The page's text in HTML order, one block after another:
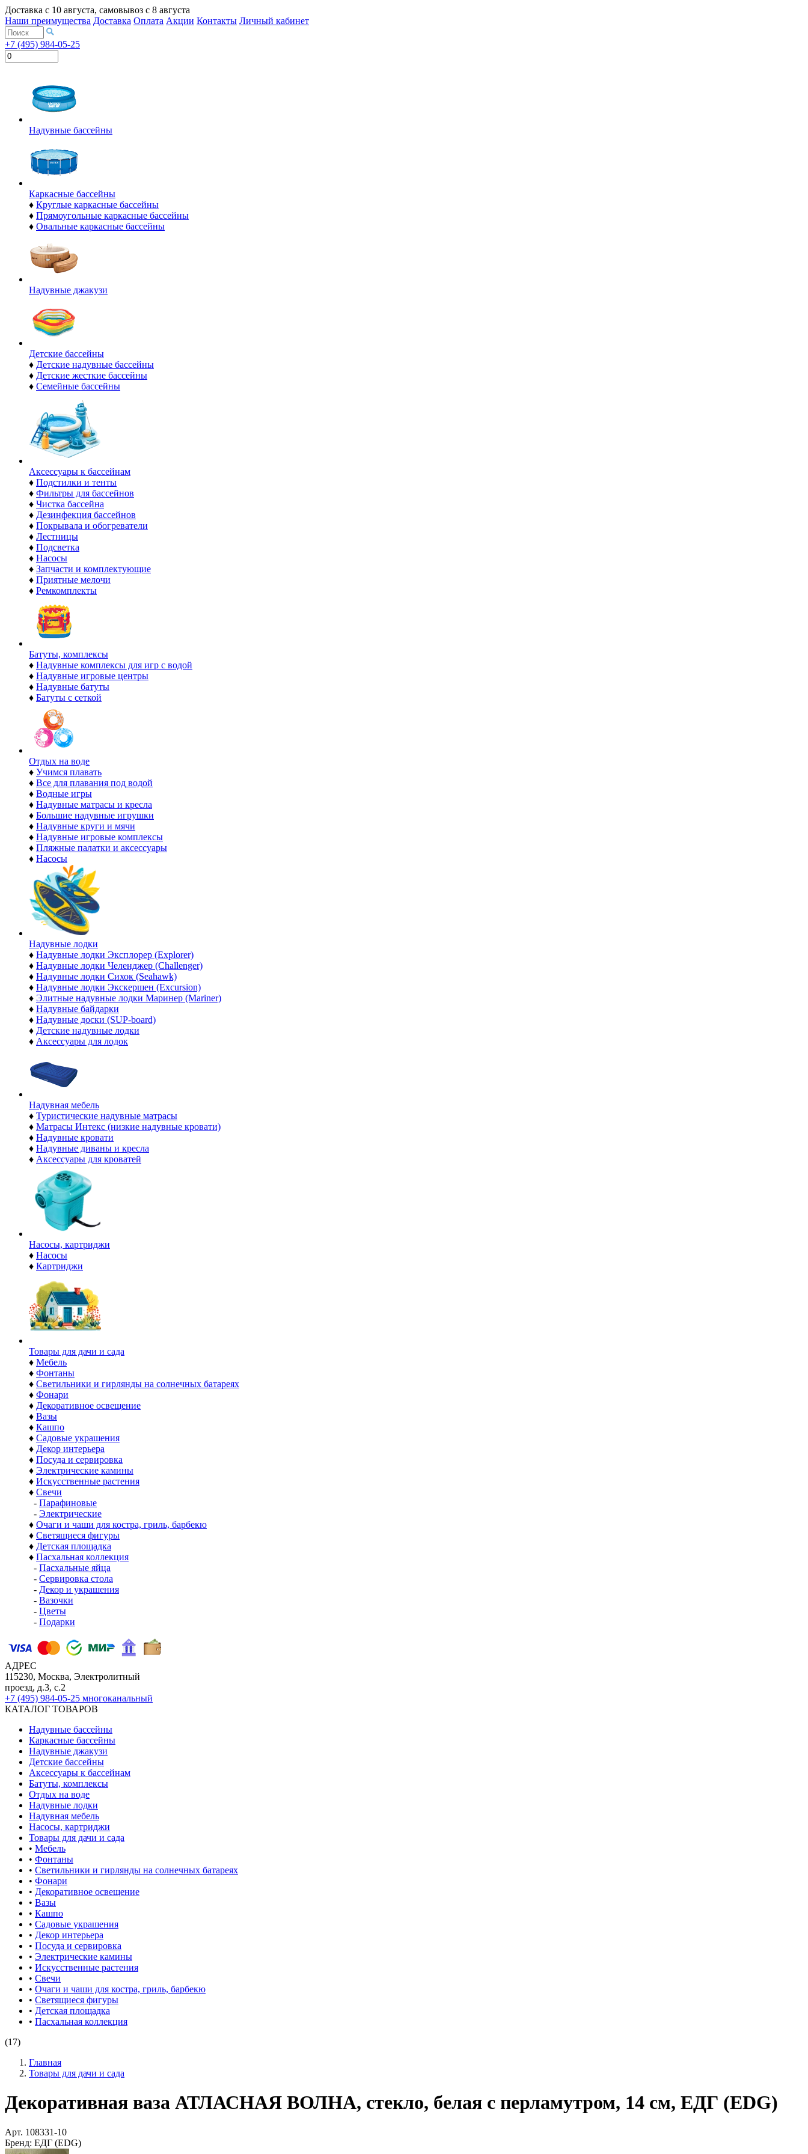
Доставка с 10 августа, самовывоз с 8 августа
Наши преимущества Доставка Оплата Акции Контакты Личный кабинет
+7 (495) 984-05-25
Надувные бассейны
Каркасные бассейны
♦ Круглые каркасные бассейны
♦ Прямоугольные каркасные бассейны
♦ Овальные каркасные бассейны
Надувные джакузи
Детские бассейны
♦ Детские надувные бассейны
♦ Детские жесткие бассейны
♦ Семейные бассейны
Аксессуары к бассейнам
♦ Подстилки и тенты
♦ Фильтры для бассейнов
♦ Чистка бассейна
♦ Дезинфекция бассейнов
♦ Покрывала и обогреватели
♦ Лестницы
♦ Подсветка
♦ Насосы
♦ Запчасти и комплектующие
♦ Приятные мелочи
♦ Ремкомплекты
Батуты, комплексы
♦ Надувные комплексы для игр с водой
♦ Надувные игровые центры
♦ Надувные батуты
♦ Батуты с сеткой
Отдых на воде
♦ Учимся плавать
♦ Все для плавания под водой
♦ Водные игры
♦ Надувные матрасы и кресла
♦ Большие надувные игрушки
♦ Надувные круги и мячи
♦ Надувные игровые комплексы
♦ Пляжные палатки и аксессуары
♦ Насосы
Надувные лодки
♦ Надувные лодки Эксплорер (Explorer)
♦ Надувные лодки Челенджер (Challenger)
♦ Надувные лодки Сихок (Seahawk)
♦ Надувные лодки Экскершен (Excursion)
♦ Элитные надувные лодки Маринер (Mariner)
♦ Надувные байдарки
♦ Надувные доски (SUP-board)
♦ Детские надувные лодки
♦ Аксессуары для лодок
Надувная мебель
♦ Туристические надувные матрасы
♦ Матрасы Интекс (низкие надувные кровати)
♦ Надувные кровати
♦ Надувные диваны и кресла
♦ Аксессуары для кроватей
Насосы, картриджи
♦ Насосы
♦ Картриджи
Товары для дачи и сада
♦ Мебель
♦ Фонтаны
♦ Светильники и гирлянды на солнечных батареях
♦ Фонари
♦ Декоративное освещение
♦ Вазы
♦ Кашпо
♦ Садовые украшения
♦ Декор интерьера
♦ Посуда и сервировка
♦ Электрические камины
♦ Искусственные растения
♦ Свечи
- Парафиновые
- Электрические
♦ Очаги и чаши для костра, гриль, барбекю
♦ Светящиеся фигуры
♦ Детская площадка
♦ Пасхальная коллекция
- Пасхальные яйца
- Сервировка стола
- Декор и украшения
- Вазочки
- Цветы
- Подарки
АДРЕС
115230, Москва, Электролитный
проезд, д.3, с.2
+7 (495) 984-05-25 многоканальный
КАТАЛОГ ТОВАРОВ
Надувные бассейны
Каркасные бассейны
Надувные джакузи
Детские бассейны
Аксессуары к бассейнам
Батуты, комплексы
Отдых на воде
Надувные лодки
Надувная мебель
Насосы, картриджи
Товары для дачи и сада
• Мебель
• Фонтаны
• Светильники и гирлянды на солнечных батареях
• Фонари
• Декоративное освещение
• Вазы
• Кашпо
• Садовые украшения
• Декор интерьера
• Посуда и сервировка
• Электрические камины
• Искусственные растения
• Свечи
• Очаги и чаши для костра, гриль, барбекю
• Светящиеся фигуры
• Детская площадка
• Пасхальная коллекция
(17)
Главная
Товары для дачи и сада
Декоративная ваза АТЛАСНАЯ ВОЛНА, стекло, белая с перламутром, 14 см, ЕДГ (EDG)
Арт. 108331-10
Бренд: ЕДГ (EDG)